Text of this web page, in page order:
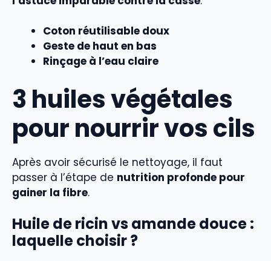
Coton réutilisable doux
Geste de haut en bas
Rinçage à l’eau claire
3 huiles végétales
pour nourrir vos cils
Après avoir sécurisé le nettoyage, il faut
passer à l’étape de nutrition profonde pour
gainer la fibre.
Huile de ricin vs amande douce :
laquelle choisir ?